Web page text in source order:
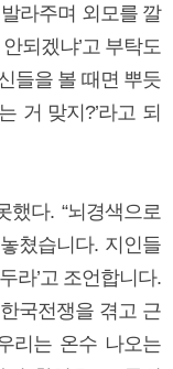
라주며 외모를 깔
되겠냐’고 부탁도
들을 볼 때면 뿌듯
거 맞지?’라고 되
다. “뇌경색으로
쳤습니다. 지인들
라’고 조언합니다.
국전쟁을 겪고 근
리는 온수 나오는